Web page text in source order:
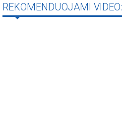
REKOMENDUOJAMI VIDEO: